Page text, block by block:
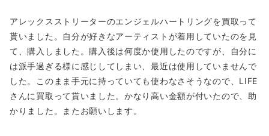
アレックスストリーターのエンジェルハートリングを買取って
貰いました。自分が好きなアーティストが着用していたのを見
て、購入しました。購入後は何度か使用したのですが、自分に
は派手過ぎる様に感じしてしまい、最近は使用していませんで
した。このまま手元に持っていても使わなさそうなので、LIFE
さんに買取って貰いました。かなり高い金額が付いたので、助
かりました。またお願いします。